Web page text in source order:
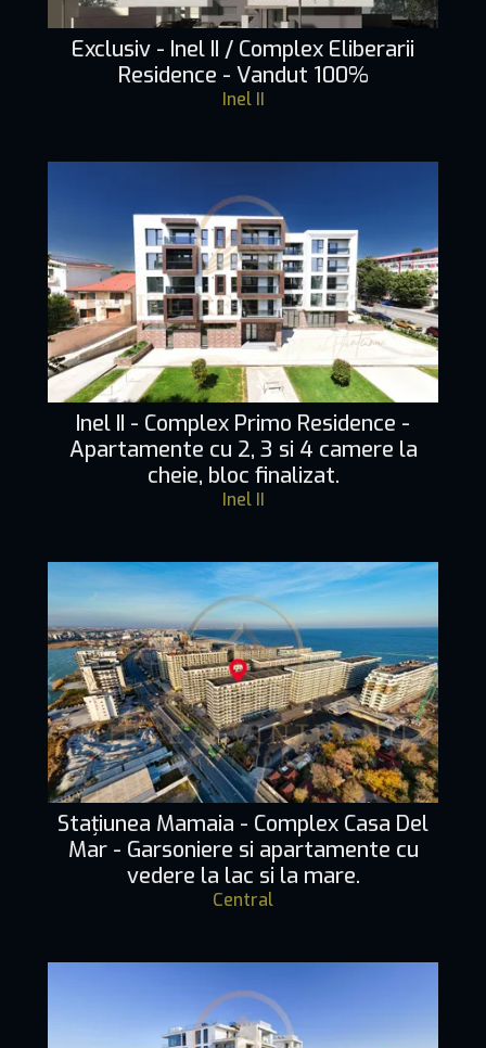
Exclusiv - Inel II / Complex Eliberarii
Residence - Vandut 100%
Inel II
Inel II - Complex Primo Residence -
Apartamente cu 2, 3 si 4 camere la
cheie, bloc finalizat.
Inel II
Stațiunea Mamaia - Complex Casa Del
Mar - Garsoniere si apartamente cu
vedere la lac si la mare.
Central